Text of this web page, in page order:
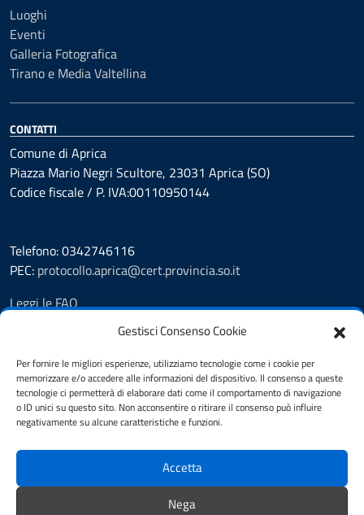
Gestisci Consenso Cookie
Per fornire le migliori esperienze, utilizziamo tecnologie come i cookie per
memorizzare e/o accedere alle informazioni del dispositivo. Il consenso a queste
tecnologie ci permetterà di elaborare dati come il comportamento di navigazione
o ID unici su questo sito. Non acconsentire o ritirare il consenso può influire
negativamente su alcune caratteristiche e funzioni.
Accetta
Nega
Luoghi
Eventi
Galleria Fotografica
Tirano e Media Valtellina
CONTATTI
Comune di Aprica
Piazza Mario Negri Scultore, 23031 Aprica (SO)
Codice fiscale / P. IVA:00110950144
Telefono: 0342746116
PEC: protocollo.aprica@cert.provincia.so.it
Leggi le FAQ
Prenotazione appuntamento
Segnalazione disservizio
Whistleblowing
Amministrazione trasparente
Pubblicità legale
Albo Pretorio
Note legali
Dichiarazione di accessibilità